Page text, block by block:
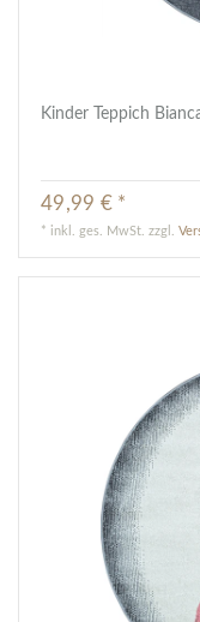
Kinder Teppich
49,99 € *
* inkl. ges. MwSt. zzgl.